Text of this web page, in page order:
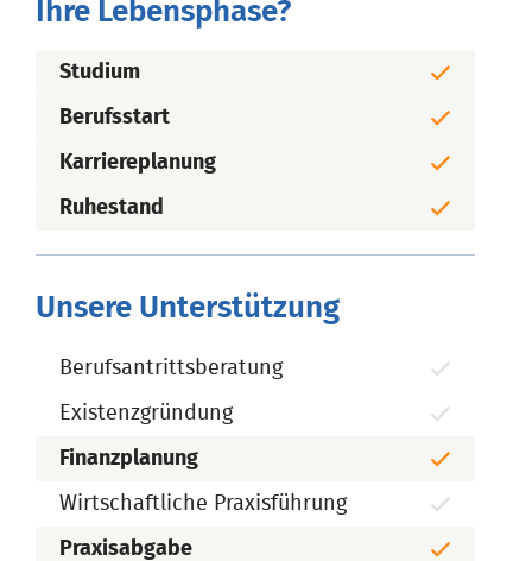
Ihre Lebensphase?
Studium
Berufsstart
Karriereplanung
Ruhestand
Unsere Unterstützung
Berufsantrittsberatung
Existenzgründung
Finanzplanung
Wirtschaftliche Praxisführung
Praxisabgabe